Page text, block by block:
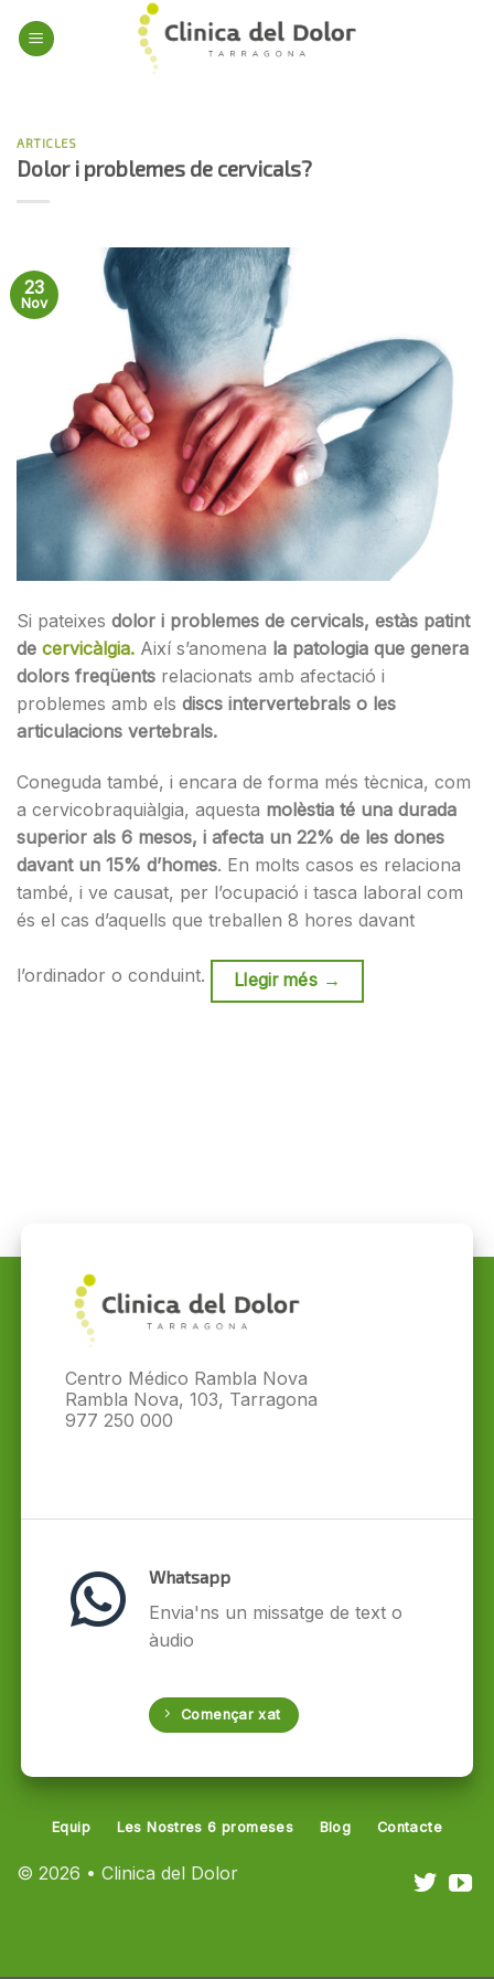
ARTICLES
Dolor i problemes de cervicals?
23
Nov
Si pateixes dolor i problemes de cervicals, estàs patint
de cervicàlgia. Així s’anomena la patologia que genera
dolors freqüents relacionats amb afectació i
problemes amb els discs intervertebrals o les
articulacions vertebrals.
Coneguda també, i encara de forma més tècnica, com
a cervicobraquiàlgia, aquesta molèstia té una durada
superior als 6 mesos, i afecta un 22% de les dones
davant un 15% d’homes. En molts casos es relaciona
també, i ve causat, per l’ocupació i tasca laboral com
és el cas d’aquells que treballen 8 hores davant
l’ordinador o conduint. Llegir més →
Centro Médico Rambla Nova
Rambla Nova, 103, Tarragona
977 250 000
Whatsapp
Envia'ns un missatge de text o
àudio
Començar xat
© 2026 • Clinica del Dolor
Equip Les Nostres 6 promeses Blog Contacte